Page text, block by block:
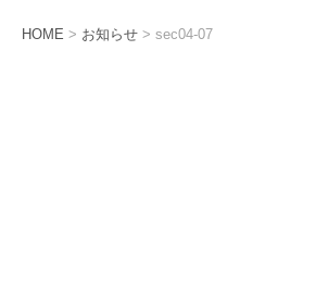
HOME お知らせ sec04-07